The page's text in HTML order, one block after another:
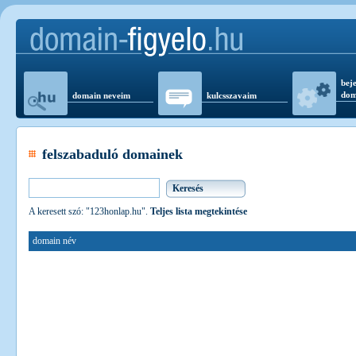
domain neveim kulcsszavaim
felszabaduló domainek
A keresett szó: "123honlap.hu". Teljes lista megtekintése
domain név